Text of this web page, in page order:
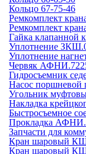
Кольцо 67-75-46
Ремкомплект
Ремкомплект
Гайка
Уплотнение
Уплотнение
Червяк
Гидросъемник
Насос
Угольник
Накладка
Быстросъемное
Прокладка
Запчасти для
Кран шаровый
Кран шаровый